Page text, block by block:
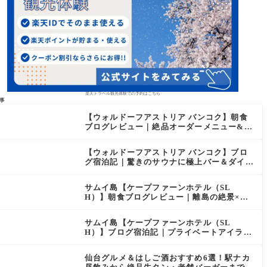
楽天トラベル観光体験での予約はこちら
【ウォルドーフアストリア バンコク】朝食
ブログレビュー｜絶品オーダーメニュー&豊
【ウォルドーフアストリア バンコク】ブロ
グ宿泊記｜驚きのサウナに極上バー＆ダイヤ
サムイ島【ケープファーンホテル（SL
H）】朝食ブログレビュー｜離島の絶景×至
サムイ島【ケープファーンホテル（SL
H）】ブログ宿泊記｜プライベートアイラン
仙台グルメ＆はしご酒おすすめ6選！駅ナカ